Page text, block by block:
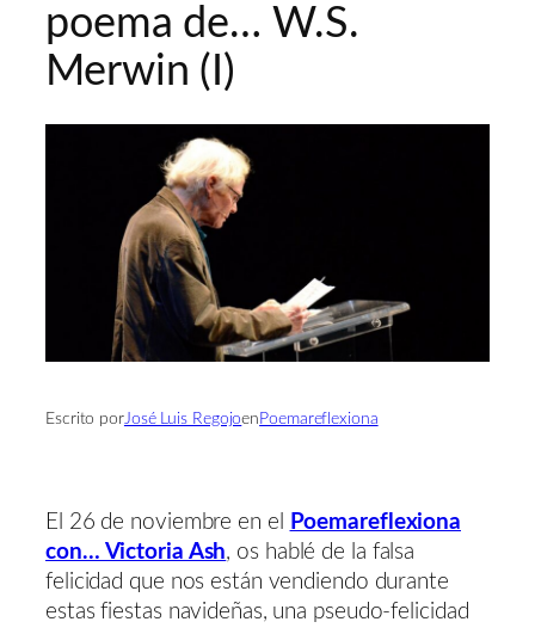
poema de… W.S.
Merwin (I)
Escrito porJosé Luis Regojoen Poemareflexiona
El 26 de noviembre en el
Poemareflexiona
con… Victoria Ash, os hablé de la falsa
felicidad que nos están vendiendo durante
estas fiestas navideñas, una pseudo-felicidad